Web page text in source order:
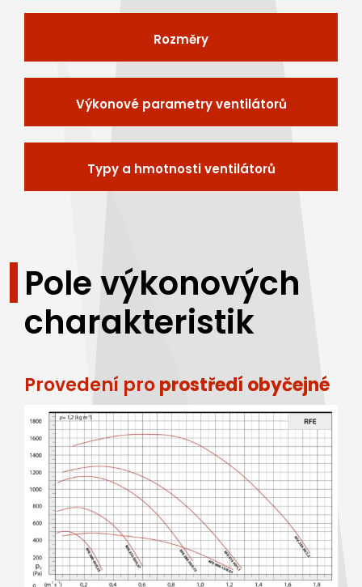
Rozměry
Výkonové parametry ventilátorů
Typy a hmotnosti ventilátorů
Pole výkonových
charakteristik
Provedení proprostředí obyčejné